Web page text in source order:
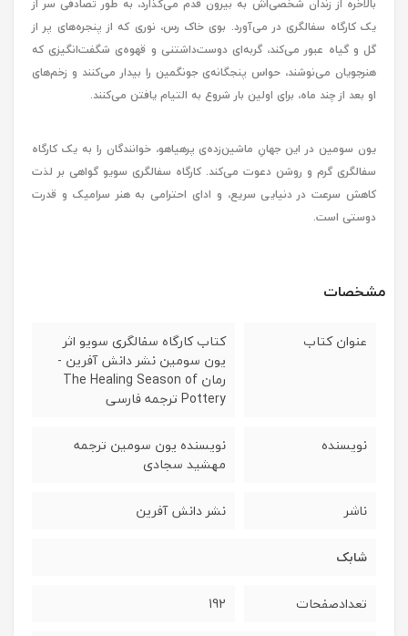
بالاخره از زندان شخصی‌اش به بیرون قدم می‌گذارد، به طور تصادفی سر از
یک کارگاه سفالگری در می‌آورد. بوی خاک رس، نوری که از پنجره‌های پر از
گل و گیاه عبور می‌کند، گربه‌ای دوست‌داشتنی و قهوه‌ی شگفت‌انگیزی که
هنرجویان می‌نوشند، حواس پنجگانه‌ی جونگمین را بیدار می‌کنند و زخم‌های
او بعد از چند ماه، برای اولین بار شروع به التیام یافتن می‌کنند.
یون سومین در این جهانِ ماشین‌زده‌ی پرهیاهو، خوانندگان را به یک کارگاه
سفالگری گرم و روشن دعوت می‌کند. کارگاه سفالگری سویو گواهی بر لذت
کاهش سرعت در دنیایی سریع، و ادای احترامی به هنر سرامیک و قدرت
دوستی است.
مشخصات
عنوان کتاب
کتاب کارگاه سفالگری سویو اثر
یون سومین نشر دانش آفرین -
رمان The Healing Season of
Pottery ترجمه فارسی
نویسنده
نویسنده یون سومین ترجمه
مهشید سجادی
ناشر نشر دانش آفرین
شابک
تعدادصفحات 192